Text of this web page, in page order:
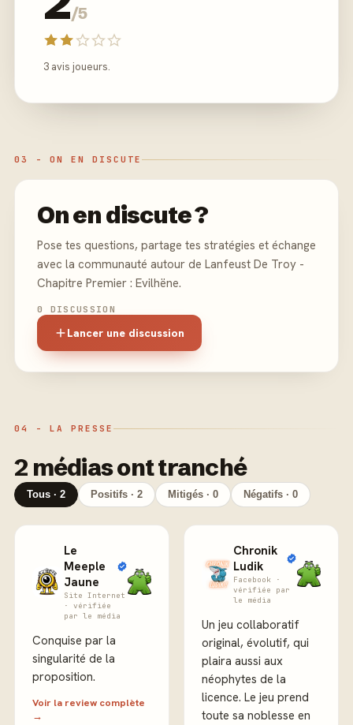
/5
3 avis joueurs.
03 - ON EN DISCUTE
On en discute ?
Pose tes questions, partage tes stratégies et échange
avec la communauté autour de Lanfeust De Troy -
Chapitre Premier : Evilhëne.
0 DISCUSSION
Lancer une discussion
04 - LA PRESSE
2 médias ont tranché
Tous · 2 Positifs · 2 Mitigés · 0 Négatifs · 0
Le
Meeple
Jaune
Site Internet
· vérifiée
par le média
Conquise par la
singularité de la
proposition.
Voir la review complète
→
Chronik
Ludik
Facebook ·
vérifiée par
le média
Un jeu collaboratif
original, évolutif, qui
plaira aussi aux
néophytes de la
licence. Le jeu prend
toute sa noblesse en